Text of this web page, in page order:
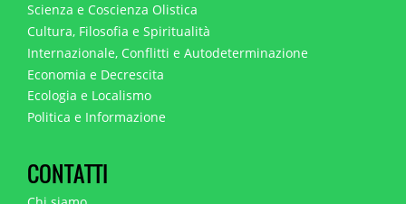
Scienza e Coscienza Olistica
Cultura, Filosofia e Spiritualità
Internazionale, Conflitti e Autodeterminazione
Economia e Decrescita
Ecologia e Localismo
Politica e Informazione
CONTATTI